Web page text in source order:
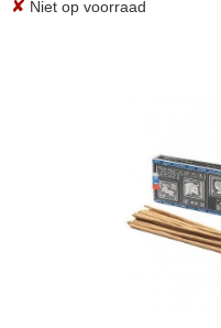
✘ Niet op voorraad